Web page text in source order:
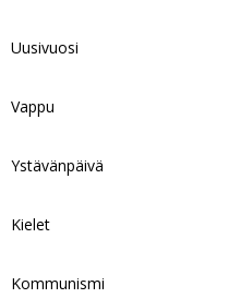
Uusivuosi
Vappu
Ystävänpäivä
Kielet
Kommunismi